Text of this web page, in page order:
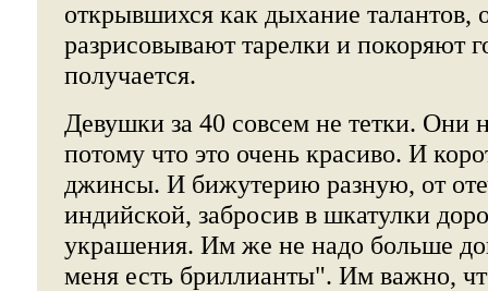
открывшихся как дыхание
разрисовывают тарелки и покоряют
получается.
Девушки за 40 совсем не тетки. Они
потому что это очень красиво. И
джинсы. И бижутерию разную, от
индийской, забросив в шкатулки
украшения. Им же не надо больше
меня есть бриллианты". Им важно,